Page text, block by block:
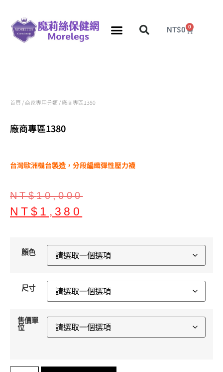
NT$0 0
首頁 /商家專用分類/ 廠商專區1380
廠商專區1380
台灣歐洲機台製造，分段編織彈性壓力襪
NT$10,000
NT$ 1,380
顏色
尺寸
售價單
位